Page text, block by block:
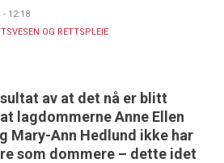
- 12:18
OG RETTSPLEIE
av at det nå er blitt
at lagdommerne Anne Ellen
Mary-Ann Hedlund ikke har
som dommere – dette idet